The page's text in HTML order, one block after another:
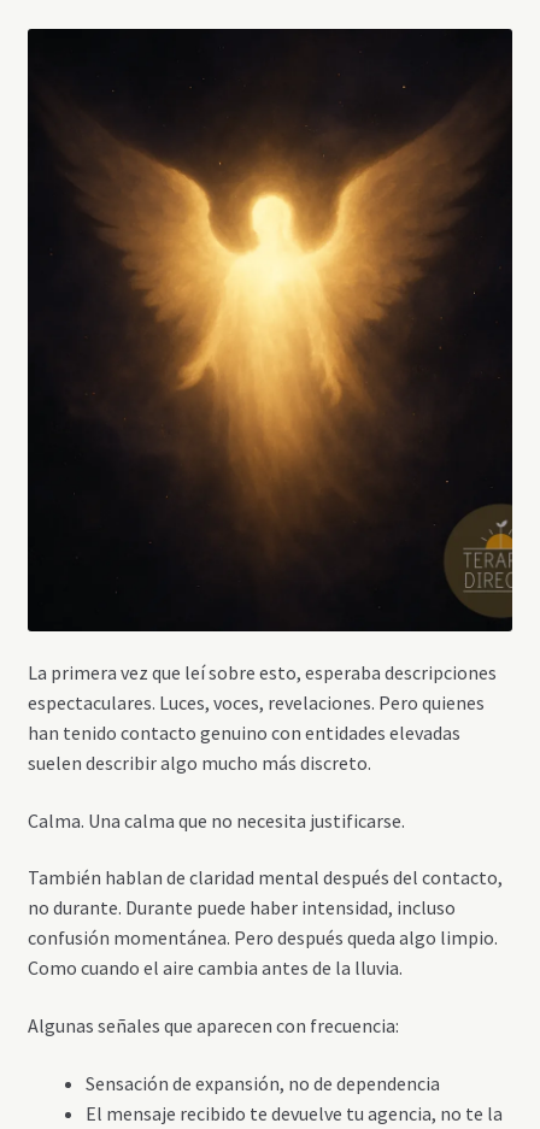
La primera vez que leí sobre esto, esperaba descripciones
espectaculares. Luces, voces, revelaciones. Pero quienes
han tenido contacto genuino con entidades elevadas
suelen describir algo mucho más discreto.
Calma. Una calma que no necesita justificarse.
También hablan de claridad mental después del contacto,
no durante. Durante puede haber intensidad, incluso
confusión momentánea. Pero después queda algo limpio.
Como cuando el aire cambia antes de la lluvia.
Algunas señales que aparecen con frecuencia:
Sensación de expansión, no de dependencia
El mensaje recibido te devuelve tu agencia, no te la